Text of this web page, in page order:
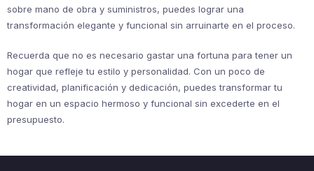
sobre mano de obra y suministros, puedes lograr una
transformación elegante y funcional sin arruinarte en el proceso.
Recuerda que no es necesario gastar una fortuna para tener un
hogar que refleje tu estilo y personalidad. Con un poco de
creatividad, planificación y dedicación, puedes transformar tu
hogar en un espacio hermoso y funcional sin excederte en el
presupuesto.